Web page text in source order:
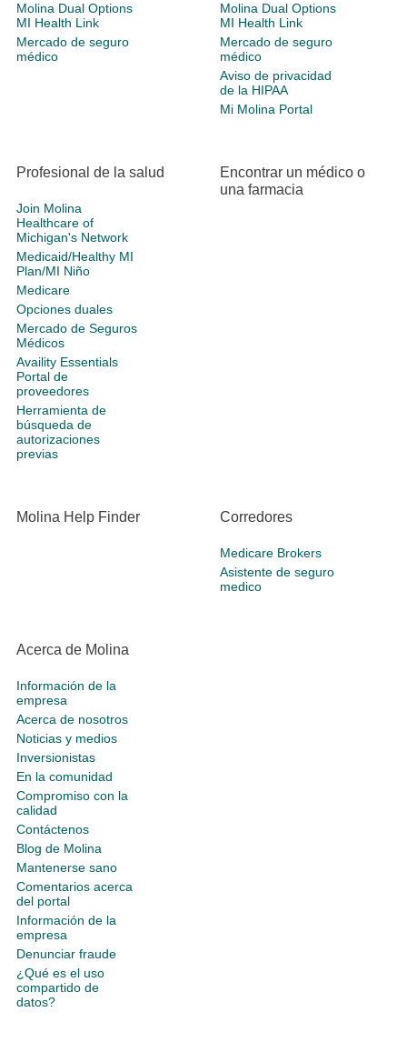
Molina Dual Options
MI Health Link
Mercado de seguro
médico
Molina Dual Options
MI Health Link
Mercado de seguro
médico
Aviso de privacidad
de la HIPAA
Mi Molina Portal
Profesional de la salud
Join Molina
Healthcare of
Michigan's Network
Medicaid/Healthy MI
Plan/MI Niño
Medicare
Opciones duales
Mercado de Seguros
Médicos
Availity Essentials
Portal de
proveedores
Herramienta de
búsqueda de
autorizaciones
previas
Encontrar un médico o
una farmacia
Molina Help Finder Corredores
Medicare Brokers
Asistente de seguro
medico
Acerca de Molina
Información de la
empresa
Acerca de nosotros
Noticias y medios
Inversionistas
En la comunidad
Compromiso con la
calidad
Contáctenos
Blog de Molina
Mantenerse sano
Comentarios acerca
del portal
Información de la
empresa
Denunciar fraude
¿Qué es el uso
compartido de
datos?